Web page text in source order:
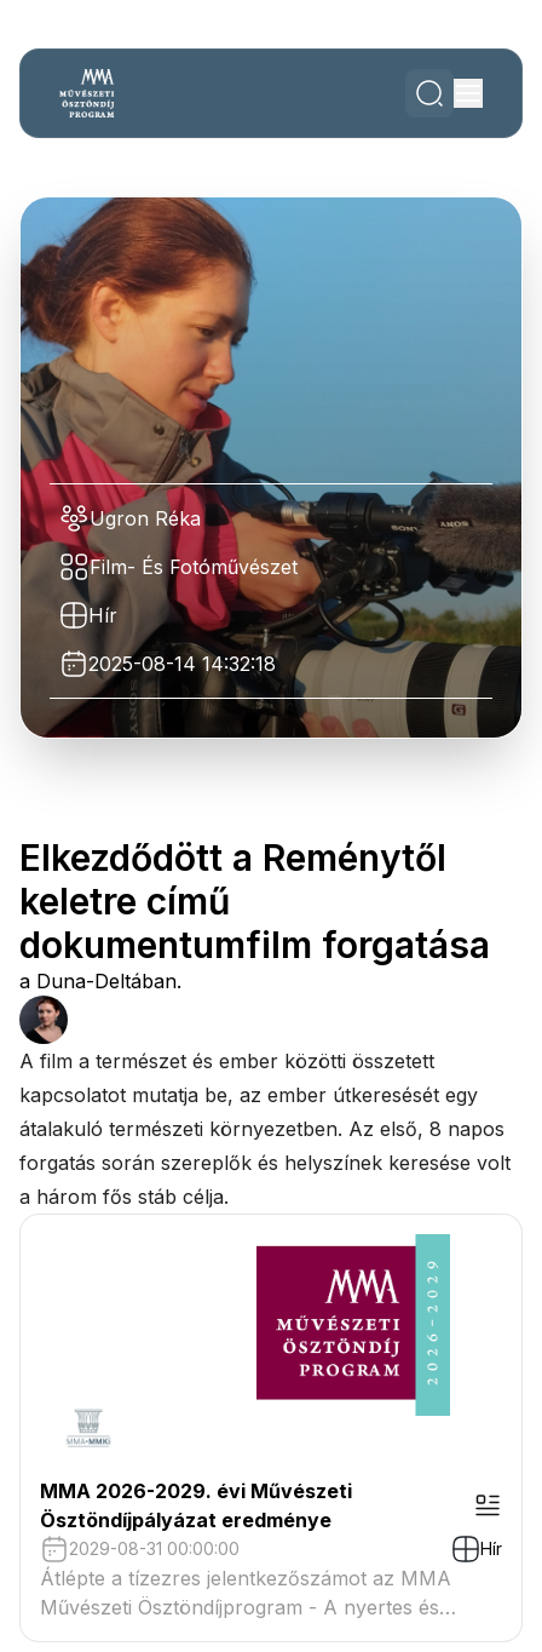
Ugron Réka
Film- És Fotóművészet
Hír
2025-08-14 14:32:18
Elkezdődött a Reménytől
keletre című
dokumentumfilm forgatása
a Duna-Deltában.
A film a természet és ember közötti összetett
kapcsolatot mutatja be, az ember útkeresését egy
átalakuló természeti környezetben. Az első, 8 napos
forgatás során szereplők és helyszínek keresése volt
a három fős stáb célja.
MMA 2026-2029. évi Művészeti
Ösztöndíjpályázat eredménye
2029-08-31 00:00:00 Hír
Átlépte a tízezres jelentkezőszámot az MMA
Művészeti Ösztöndíjprogram - A nyertes és
tartaléklistás pályázók névsora megtekinthető a